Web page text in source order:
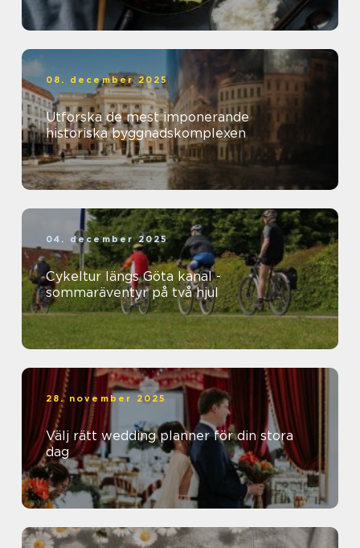
08. december 2025
Utforska de mest imponerande
historiska byggnadskomplexen
04. december 2025
Cykeltur längs Göta kanal -
sommaräventyr på två hjul
28. november 2025
Välj rätt wedding planner för din stora
dag